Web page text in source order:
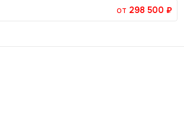
от 298 500 ₽